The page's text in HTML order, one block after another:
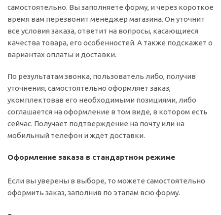
самостоятельно. Вы заполняете форму, и через короткое
время вам перезвонит менеджер магазина. Он уточнит
все условия заказа, ответит на вопросы, касающиеся
качества товара, его особенностей. А также подскажет о
вариантах оплаты и доставки.
По результатам звонка, пользователь либо, получив
уточнения, самостоятельно оформляет заказ,
укомплектовав его необходимыми позициями, либо
соглашается на оформление в том виде, в котором есть
сейчас. Получает подтверждение на почту или на
мобильный телефон и ждёт доставки.
Оформление заказа в стандартном режиме
Если вы уверены в выборе, то можете самостоятельно
оформить заказ, заполнив по этапам всю форму.